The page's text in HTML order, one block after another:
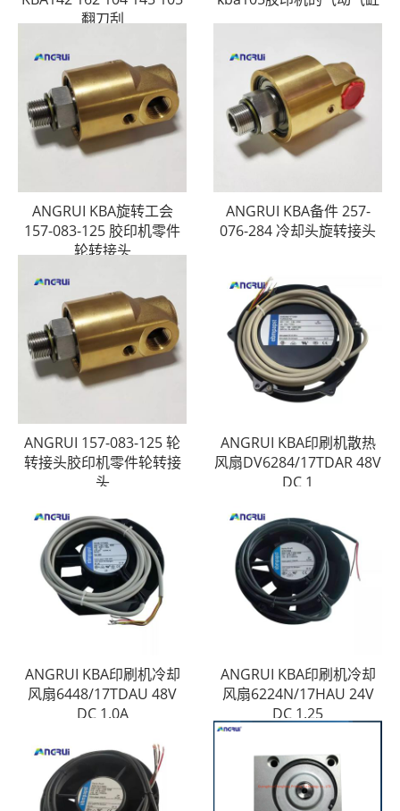
翻刀刮
ANGRUI KBA旋转工会
157-083-125 胶印机零件
轮转接头
ANGRUI KBA备件 257-
076-284 冷却头旋转接头
ANGRUI 157-083-125 轮
转接头胶印机零件轮转接
头
ANGRUI KBA印刷机散热
风扇DV6284/17TDAR 48V
DC 1
ANGRUI KBA印刷机冷却
风扇6448/17TDAU 48V
DC 1.0A
ANGRUI KBA印刷机冷却
风扇6224N/17HAU 24V
DC 1.25